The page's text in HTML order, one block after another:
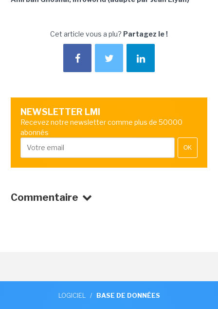
Cet article vous a plu? Partagez le !
NEWSLETTER LMI
Recevez notre newsletter comme plus de 50000
abonnés
OK
Commentaire
LOGICIEL / BASE DE DONNÉES